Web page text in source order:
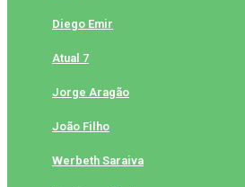
Diego Emir
Atual 7
Jorge Aragão
João Filho
Werbeth Saraiva